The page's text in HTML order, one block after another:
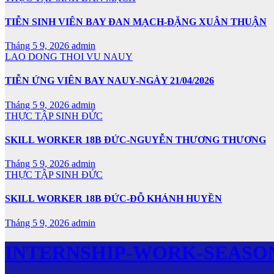
TIỄN SINH VIÊN BAY ĐAN MẠCH-ĐẶNG XUÂN THUẬN
Tháng 5 9, 2026 admin
LAO DONG THOI VU NAUY
TIỄN ỨNG VIÊN BAY NAUY-NGÀY 21/04/2026
Tháng 5 9, 2026 admin
THỰC TẬP SINH ĐỨC
SKILL WORKER 18B ĐỨC-NGUYỄN THƯƠNG THƯƠNG
Tháng 5 9, 2026 admin
THỰC TẬP SINH ĐỨC
SKILL WORKER 18B ĐỨC-ĐỖ KHÁNH HUYỀN
Tháng 5 9, 2026 admin
INTERNSHIP-WORK-